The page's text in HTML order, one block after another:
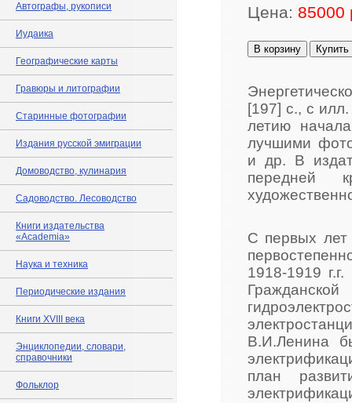
Автографы, рукописи
Иудаика
Географические карты
Гравюры и литографии
Старинные фотографии
Издания русской эмиграции
Домоводство, кулинария
Садоводство. Лесоводство
Книги издательства
«Academia»
Наука и техника
Периодические издания
Книги XVIII века
Энциклопедии, словари,
справочники
Фольклор
Цена: 85000
В корзину Купить
[197] с., с
летию
лучшими
и др. В
передней
С первых лет
1918-1919
В.И.Ленина
план